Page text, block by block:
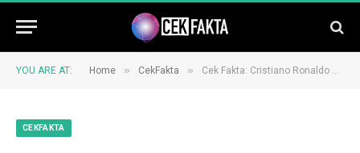
YOU ARE AT: Home » CekFakta » Cek Fakta: Cristiano Ronaldo Berfoto Bareng Warga NTT
CEKFAKTA